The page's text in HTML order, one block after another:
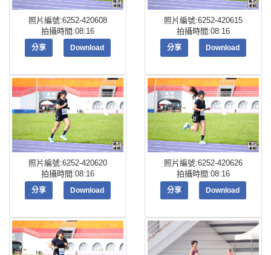
照片編號:6252-420608
拍攝時間:08:16
分享 Download
照片編號:6252-420615
拍攝時間:08:16
分享 Download
照片編號:6252-420620
拍攝時間:08:16
分享 Download
照片編號:6252-420626
拍攝時間:08:16
分享 Download